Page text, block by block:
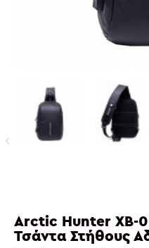
Arctic Hunter XB-
Τσάντα Στήθους